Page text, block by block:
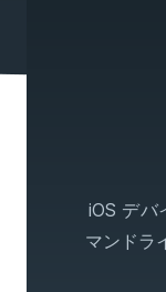
iOS デバ
マンドラ